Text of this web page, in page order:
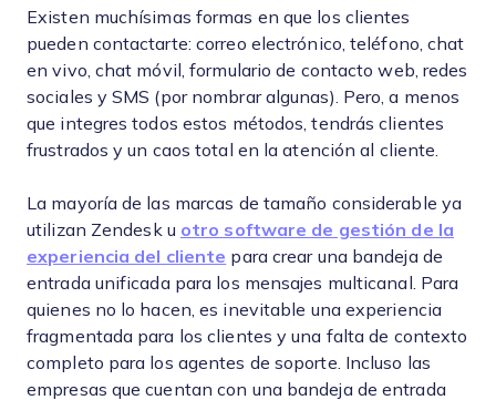
Existen muchísimas formas en que los clientes
pueden contactarte: correo electrónico, teléfono, chat
en vivo, chat móvil, formulario de contacto web, redes
sociales y SMS (por nombrar algunas). Pero, a menos
que integres todos estos métodos, tendrás clientes
frustrados y un caos total en la atención al cliente.
La mayoría de las marcas de tamaño considerable ya
utilizan Zendesk u otro software de gestión de la
experiencia del cliente para crear una bandeja de
entrada unificada para los mensajes multicanal. Para
quienes no lo hacen, es inevitable una experiencia
fragmentada para los clientes y una falta de contexto
completo para los agentes de soporte. Incluso las
empresas que cuentan con una bandeja de entrada